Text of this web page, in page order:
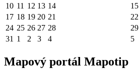
10 11 12 13 14 15
17 18 19 20 21 22
24 25 26 27 28 29
31 1 2 3 4 5
Mapový portál Mapotip